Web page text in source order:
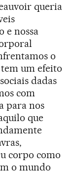
queria
e nossa
o
um efeito
dadas
com
para nos
que
corpo como
o mundo